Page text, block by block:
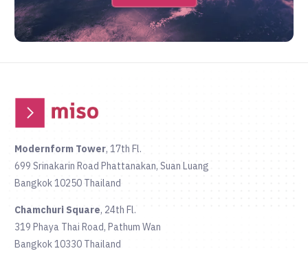
Modernform Tower, 17th Fl.
699 Srinakarin Road Phattanakan, Suan Luang
Bangkok 10250 Thailand
Chamchuri Square, 24th Fl.
319 Phaya Thai Road, Pathum Wan
Bangkok 10330 Thailand